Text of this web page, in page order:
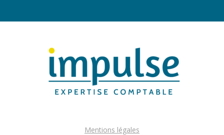
Mentions légales